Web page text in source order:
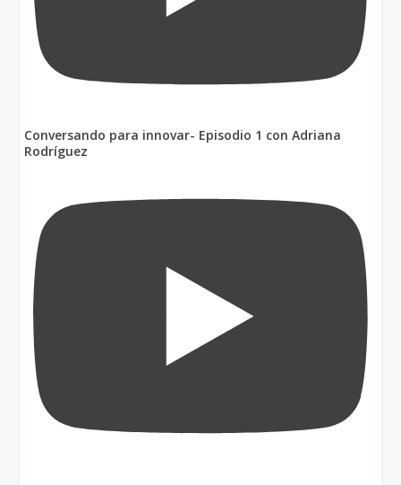
Conversando para innovar- Episodio 1 con Adriana
Rodríguez